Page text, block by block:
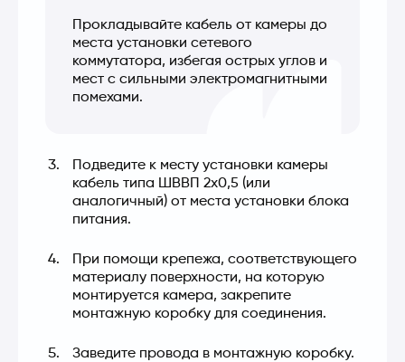
Прокладывайте кабель от камеры до
места установки сетевого
коммутатора, избегая острых углов и
мест с сильными электромагнитными
помехами.
Подведите к месту установки камеры
кабель типа ШВВП 2х0,5 (или
аналогичный) от места установки блока
питания.
При помощи крепежа, соответствующего
материалу поверхности, на которую
монтируется камера, закрепите
монтажную коробку для соединения.
Заведите провода в монтажную коробку.